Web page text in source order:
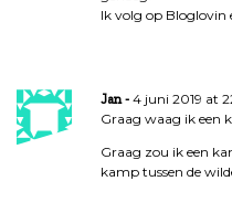
Ik volg op Bloglovin
Jan
4 juni 2019 at
Graag waag ik een
Graag zou ik een
kamp tussen de